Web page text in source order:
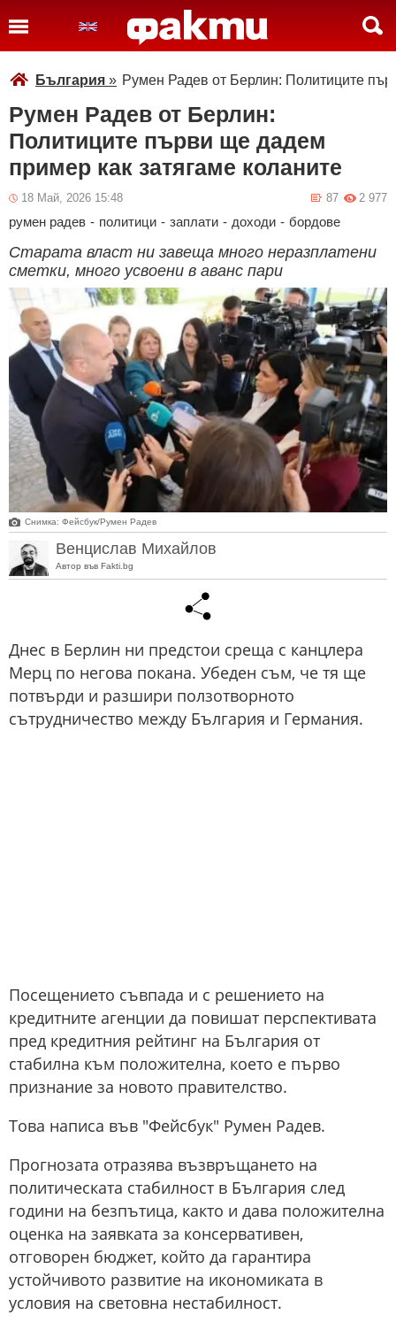
България » Румен Радев от Берлин: Политиците
Румен Радев от Берлин:
Политиците първи ще дадем
пример как затягаме коланите
18 Май, 2026 15:48 2 977
87
румен радев - политици - заплати - доходи - бордове
Старата власт ни завеща много неразплатени
сметки, много усвоени в аванс пари
Снимка: Фейсбук/Румен Радев
Венцислав Михайлов
Автор във Fakti.bg
Днес в Берлин ни предстои среща с канцлера
Мерц по негова покана. Убеден съм, че тя ще
потвърди и разшири ползотворното
сътрудничество между България и Германия.
Посещението съвпада и с решението на
кредитните агенции да повишат перспективата
пред кредитния рейтинг на България от
стабилна към положителна, което е първо
признание за новото правителство.
Това написа във "Фейсбук" Румен Радев.
Прогнозата отразява възвръщането на
политическата стабилност в България след
години на безпътица, както и дава положителна
оценка на заявката за консервативен,
отговорен бюджет, който да гарантира
устойчивото развитие на икономиката в
условия на световна нестабилност.